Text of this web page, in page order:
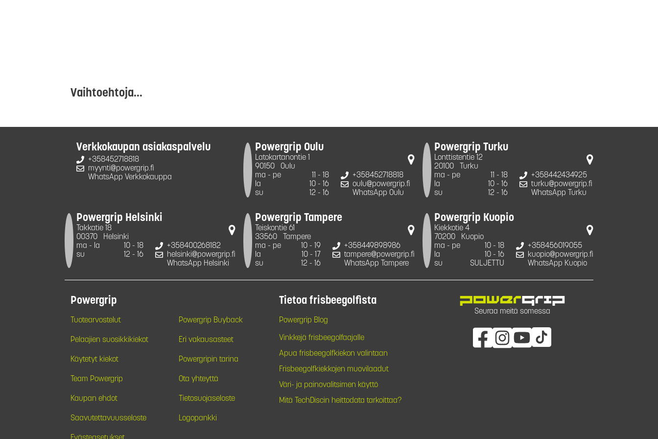
Vaihtoehtoja...
Verkkokaupan asiakaspalvelu
+358452718818
myynti@powergrip.fi
WhatsApp Verkkokauppa
Powergrip Oulu
Latokartanontie 1
90150
Oulu
ma - pe
11 - 18
la
10 - 16
su
12 - 16
+358452718818
oulu@powergrip.fi
WhatsApp Oulu
Powergrip Turku
Lonttistentie 12
20100
Turku
ma - pe
11 - 18
la
10 - 16
su
12 - 16
+358442434925
turku@powergrip.fi
WhatsApp Turku
Powergrip Helsinki
Takkatie 18
00370
Helsinki
ma - la
10 - 18
su
12 - 16
+358400268182
helsinki@powergrip.fi
WhatsApp Helsinki
Powergrip Tampere
Teiskontie 61
33560
Tampere
ma - pe
10 - 19
la
10 - 17
su
12 - 16
+358449898986
tampere@powergrip.fi
WhatsApp Tampere
Powergrip Kuopio
Kiekkotie 4
70200
Kuopio
ma - pe
10 - 18
la
10 - 16
su
SULJETTU
+358456019055
kuopio@powergrip.fi
WhatsApp Kuopio
Powergrip
Tuotearvostelut Powergrip Buyback
Pelaajien suosikkikiekot Eri vakausasteet
Käytetyt kiekot Powergripin tarina
Team Powergrip Ota yhteyttä
Kaupan ehdot Tietosuojaseloste
Saavutettavuusseloste Logopankki
Tietoa frisbeegolfista
Powergrip Blog
Vinkkejä frisbeegolfaajalle
Apua frisbeegolfkiekon valintaan
Frisbeegolfkiekkojen muovilaadut
Väri- ja painovalitsimen käyttö
Mitä TechDiscin heittodata tarkoittaa?
Seuraa meitä somessa